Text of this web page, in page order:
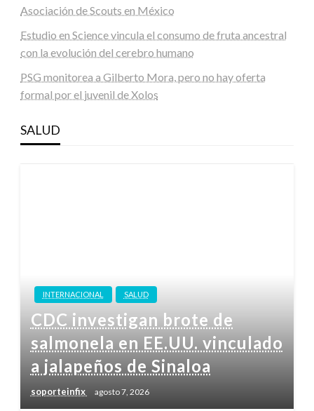
Asociación de Scouts en México
Estudio en Science vincula el consumo de fruta ancestral
con la evolución del cerebro humano
PSG monitorea a Gilberto Mora, pero no hay oferta
formal por el juvenil de Xolos
SALUD
INTERNACIONAL SALUD
CDC investigan brote de
salmonela en EE.UU. vinculado
a jalapeños de Sinaloa
soporteinfix agosto 7, 2026